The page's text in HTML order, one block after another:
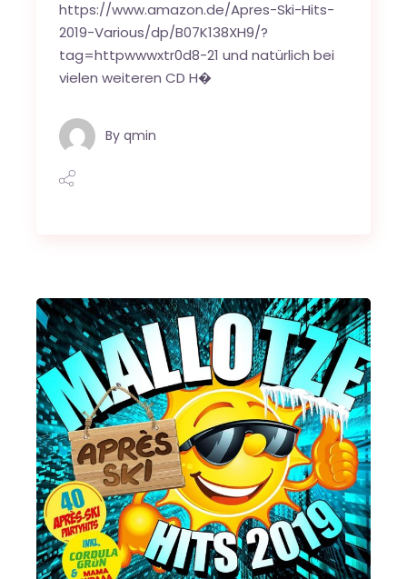
https://www.amazon.de/Apres-Ski-Hits-
2019-Various/dp/B07K138XH9/?
tag=httpwwwxtr0d8-21 und natürlich bei
vielen weiteren CD H�
By qmin